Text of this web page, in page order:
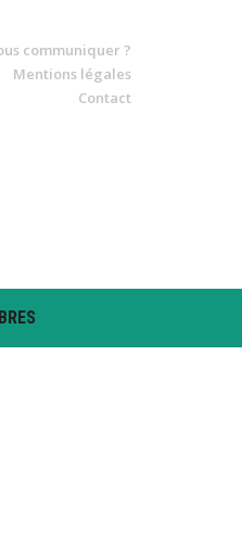
communiquer ?
Mentions légales
Contact